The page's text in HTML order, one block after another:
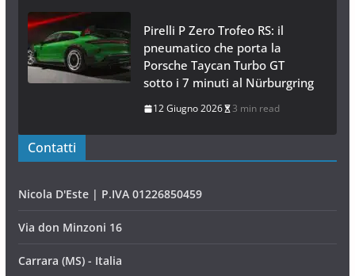
Pirelli P Zero Trofeo RS: il
pneumatico che porta la
Porsche Taycan Turbo GT
sotto i 7 minuti al Nürburgring
12 Giugno 2026 3 min read
Contatti
Nicola D'Este | P.IVA 01226850459
Via don Minzoni 16
Carrara (MS) - Italia